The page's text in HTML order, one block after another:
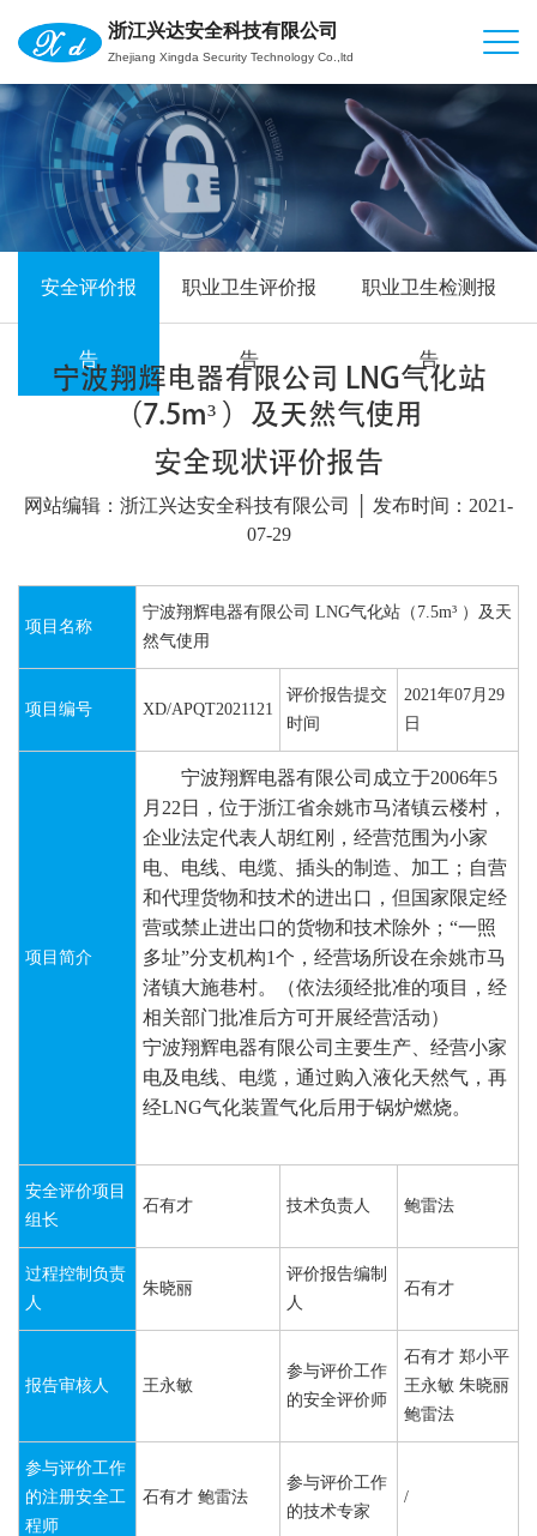
浙江兴达安全科技有限公司
Zhejiang Xingda Security Technology Co.,ltd
安全评价报
告
职业卫生评价报
告
职业卫生检测报
告
宁波翔辉电器有限公司 LNG气化站
（7.5m³ ）及天然气使用
安全现状评价报告
网站编辑：浙江兴达安全科技有限公司 │ 发布时间：2021-
07-29
项目名称
宁波翔辉电器有限公司 LNG气化站（7.5m³ ）及天
然气使用
项目编号 XD/APQT2021121
评价报告提交
时间
2021年07月29
日
项目简介
宁波翔辉电器有限公司成立于2006年5
月 22 日 ， 位于浙江省余姚市马渚镇云楼村，
企业法定代表人胡红刚，经营范围为小家
电、电线、电缆、插头的制造、加工；自营
和代理货物和技术的进出口，但国家限定经
营或禁止进出口的货物和技术除外； “一照
多址”分支机构1个，经营场所设在余姚市马
渚镇大施巷村。（依法须经批准的项目，经
相关部门批准后方可开展经营活动）
宁波翔辉电器有限公司主要生产、经营小家
电及 电线、电缆 ， 通过购入液化天然气，再
经LNG气化装置气化后用于锅炉燃烧。
安全评价项目
组长
石有才 技术负责人 鲍雷法
过程控制负责
人
朱晓丽
评价报告编制
人
石有才
报告审核人 王永敏
参与评价工作
的安全评价师
石有才 郑小平
王永敏 朱晓丽
鲍雷法
参与评价工作
的注册安全工
程师
石有才 鲍雷法
参与评价工作
的技术专家
/